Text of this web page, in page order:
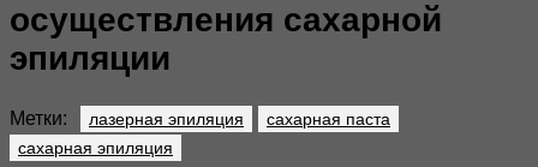
осуществления сахарной
эпиляции
Метки: лазерная эпиляция
сахарная паста
сахарная эпиляция